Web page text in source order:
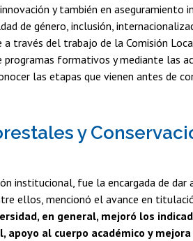
y también en aseguramiento
de género, inclusión,
través del trabajo de la Comisión
formativos y mediante las
las etapas que vienen antes de
y
institucional, fue la encargada de
ellos, mencionó el avance en
en general, mejoró los
al cuerpo académico y